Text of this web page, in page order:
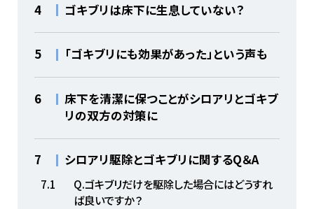
4 ゴキブリは床下に生息していない？
5 「ゴキブリにも効果があった」という声も
6
床下を清潔に保つことがシロアリとゴキブ
リの双方の対策に
7 シロアリ駆除とゴキブリに関するQ＆A
7.1
Q.ゴキブリだけを駆除した場合にはどうすれ
ば良いですか？